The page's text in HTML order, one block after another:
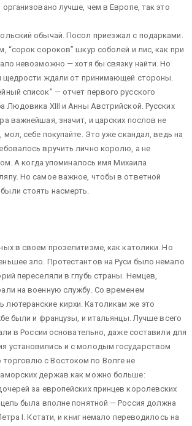
лучше, чем в Европе, так это
обычай. Посол приезжал с подарками.
“сорок сороков” шкур соболей и лис, как при
невозможно — хотя бы связку найти. Но
щедрости ждали от принимающей стороны.
список” — отчет первого русского
Людовика XIII и Анны Австрийской. Русских
важнейшая, значит, и царских послов не
себе покупайте. Это уже скандал, ведь на
вручить лично королю, а не
А когда упоминалось имя Михаила
Но самое важное, чтобы в ответной
стоять насмерть.
в своем прозелитизме, как католики. Но
зло. Протестантов на Руси было немало
переселяли в глубь страны. Немцев,
на военную службу. Со временем
лютеранские кирхи. Католикам же это
были и французы, и итальянцы. Лучше всего
в России основательно, даже составили для
установились и с молодым государством
с Востоком по Волге не
держав как можно больше:
за европейских принцев королевских
была вполне понятной — Россия должна
I. Кстати, и книг немало переводилось на